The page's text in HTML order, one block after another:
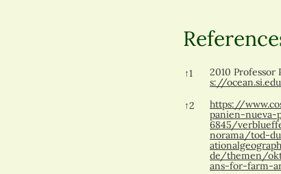
References
↑1 2010
s://
↑2
https://
panien-nueva-
6845/
norama/tod-
de/themen/
ans-for-farm-